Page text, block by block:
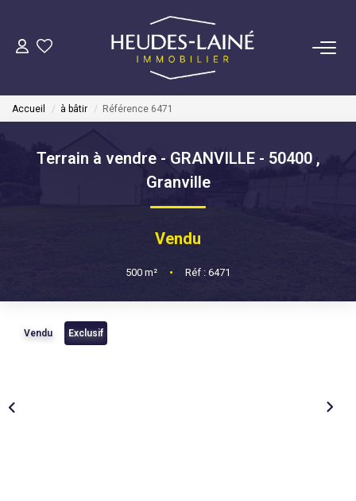
VENDRE
ACHETER
LOUER
Accueil à bâtir Référence 6471
Terrain à vendre - GRANVILLE - 50400 ,
Granville
Vendu
500 m² • Réf : 6471
Vendu Exclusif